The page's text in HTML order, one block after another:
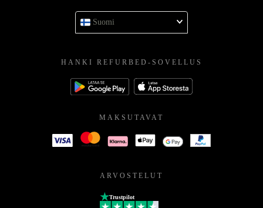
Suomi
HANKI REFURBED-SOVELLUS
MAKSUTAVAT
ARVOSTELUT
Trustpilot